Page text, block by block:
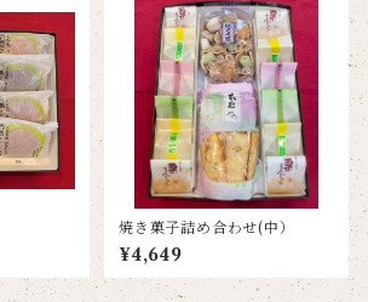
焼き菓子詰め合わせ(中）
¥4,649